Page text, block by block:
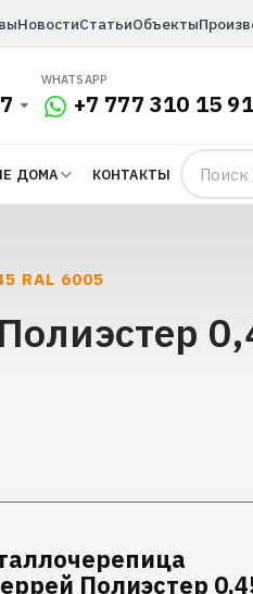
НовостиСтатьиОбъекты
WHATSAPP
+7 777 310 15 91
ДОМА КОНТАКТЫ
RAL 6005
Полиэстер